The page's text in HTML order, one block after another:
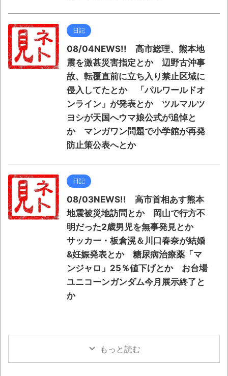
日記
08/04NEWS!! 高市総理、熊本地
震を激甚災害指定とか 辺野古沖事
故、転覆直前に立ち入り禁止区域に
侵入してたとか 「パルワールドオ
ンライン」が発表とか ツルマルツ
ヨシが天国へウマ娘公式が追悼と
か マンガワン問題で小学館が再発
防止策公表へとか
日記
08/03NEWS!! 高市首相あす熊本
地震被災地訪問とか 岡山で行方不
明だった2歳男児を無事発見とか
サッカー・板倉滉＆川口春奈が結婚
&妊娠発表とか 糖尿病治療薬「マ
ンジャロ」25％値下げとか お台場
ユニコーンガンダム今月展示終了と
か
もっと読む